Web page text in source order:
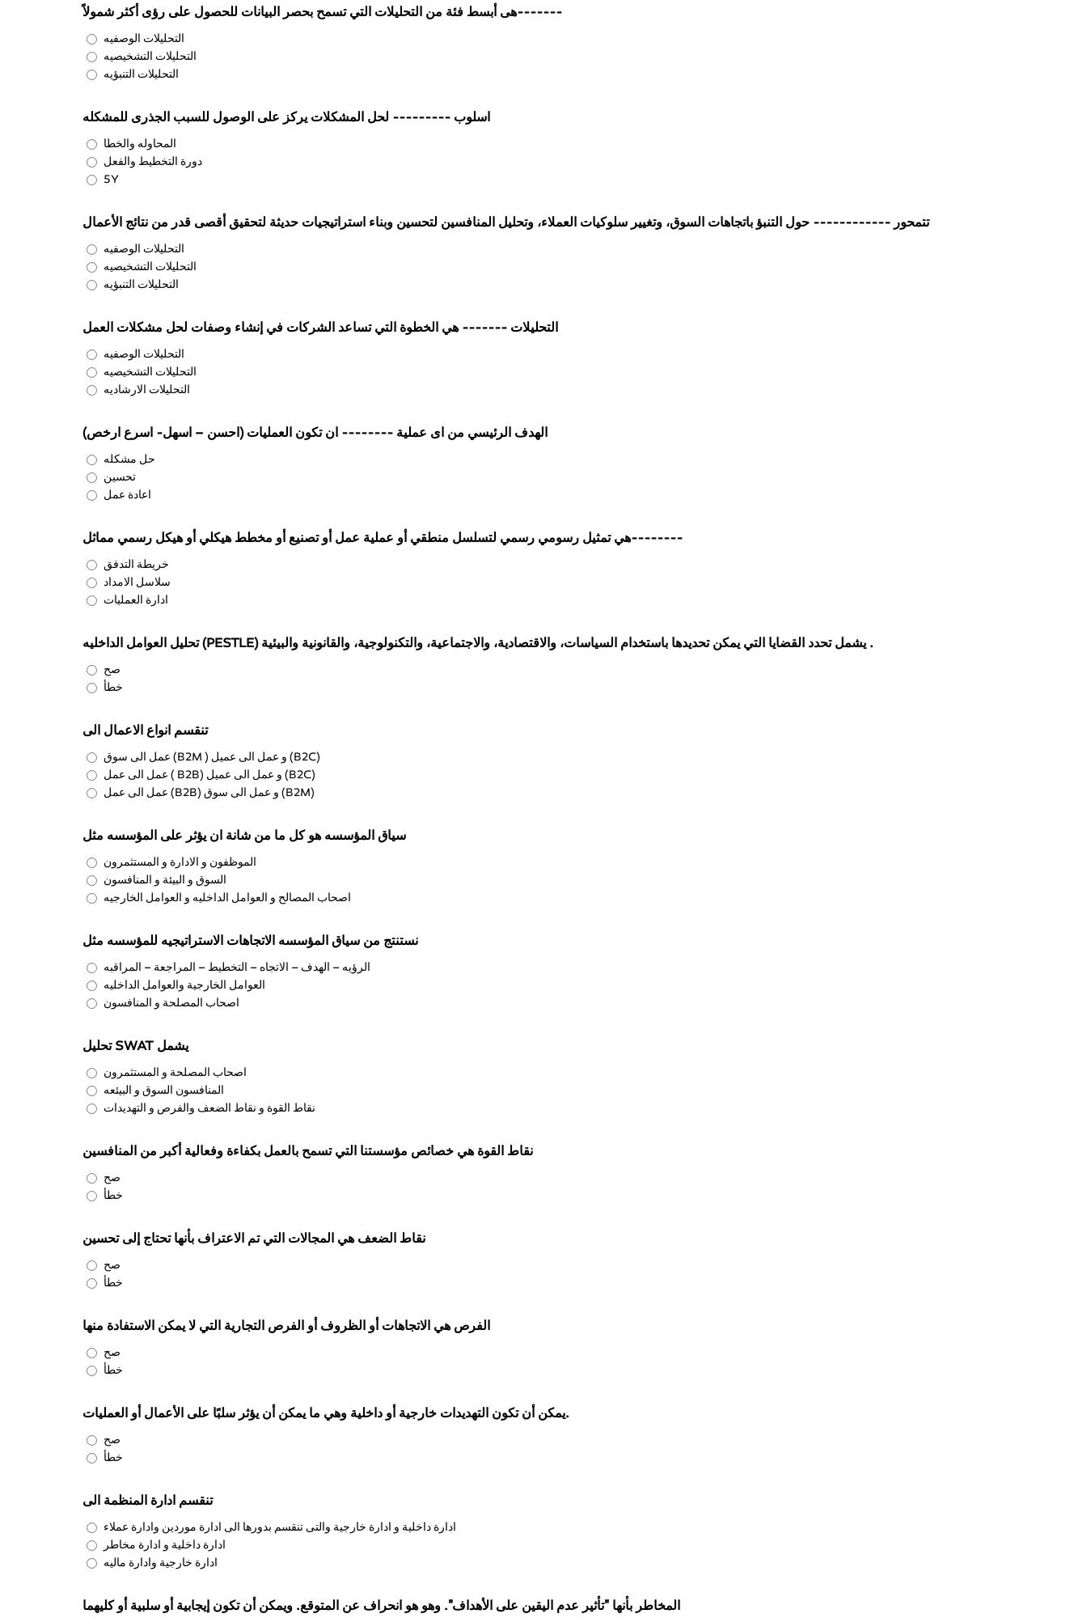
هى أبسط فئة من التحليلات التي تسمح بحصر البيانات للحصول على رؤى أكثر شمولاً-------
التحليلات الوصفيه
التحليلات التشخيصيه
التحليلات التنبؤيه
اسلوب --------- لحل المشكلات يركز على الوصول للسبب الجذرى للمشكله
المحاوله والخطا
دورة التخطيط والفعل
5Y
تتمحور ------------ حول التنبؤ باتجاهات السوق، وتغيير سلوكيات العملاء، وتحليل المنافسين لتحسين وبناء استراتيجيات حديثة لتحقيق أقصى قدر من نتائج الأعمال
التحليلات الوصفيه
التحليلات التشخيصيه
التحليلات التنبؤيه
التحليلات ------- هي الخطوة التي تساعد الشركات في إنشاء وصفات لحل مشكلات العمل
التحليلات الوصفيه
التحليلات التشخيصيه
التحليلات الارشاديه
الهدف الرئيسي من اى عملية -------- ان تكون العمليات (احسن – اسهل- اسرع ارخص)
حل مشكله
تحسين
اعادة عمل
هي تمثيل رسومي رسمي لتسلسل منطقي أو عملية عمل أو تصنيع أو مخطط هيكلي أو هيكل رسمي مماثل--------
خريطة التدفق
سلاسل الامداد
ادارة العمليات
تحليل العوامل الداخليه (PESTLE) يشمل تحدد القضايا التي يمكن تحديدها باستخدام السياسات، والاقتصادية، والاجتماعية، والتكنولوجية، والقانونية والبيئية .
صح
خطأ
تنقسم انواع الاعمال الى
عمل الى سوق (B2M ) و عمل الى عميل (B2C)
عمل الى عمل ( B2B) و عمل الى عميل (B2C)
عمل الى عمل (B2B) و عمل الى سوق (B2M)
سياق المؤسسه هو كل ما من شانة ان يؤثر على المؤسسه مثل
الموظفون و الادارة و المستثمرون
السوق و البيئة و المنافسون
اصحاب المصالح و العوامل الداخليه و العوامل الخارجيه
نستنتج من سياق المؤسسه الاتجاهات الاستراتيجيه للمؤسسه مثل
الرؤيه – الهدف – الاتجاه – التخطيط – المراجعة – المراقبه
العوامل الخارجية والعوامل الداخليه
اصحاب المصلحة و المنافسون
تحليل SWAT يشمل
اصحاب المصلحة و المستثمرون
المنافسون السوق و البيئعه
نقاط القوة و نقاط الضعف والفرص و التهديدات
نقاط القوة هي خصائص مؤسستنا التي تسمح بالعمل بكفاءة وفعالية أكبر من المنافسين
صح
خطأ
نقاط الضعف هي المجالات التي تم الاعتراف بأنها تحتاج إلى تحسين
صح
خطأ
الفرص هي الاتجاهات أو الظروف أو الفرص التجارية التي لا يمكن الاستفادة منها
صح
خطأ
يمكن أن تكون التهديدات خارجية أو داخلية وهي ما يمكن أن يؤثر سلبًا على الأعمال أو العمليات.
صح
خطأ
تنقسم ادارة المنظمة الى
ادارة داخلية و ادارة خارجية والتى تنقسم بدورها الى ادارة موردين وادارة عملاء
ادارة داخلية و ادارة مخاطر
ادارة خارجية وادارة ماليه
المخاطر بأنها "تأثير عدم اليقين على الأهداف". وهو هو انحراف عن المتوقع. ويمكن أن تكون إيجابية أو سلبية أو كليهما